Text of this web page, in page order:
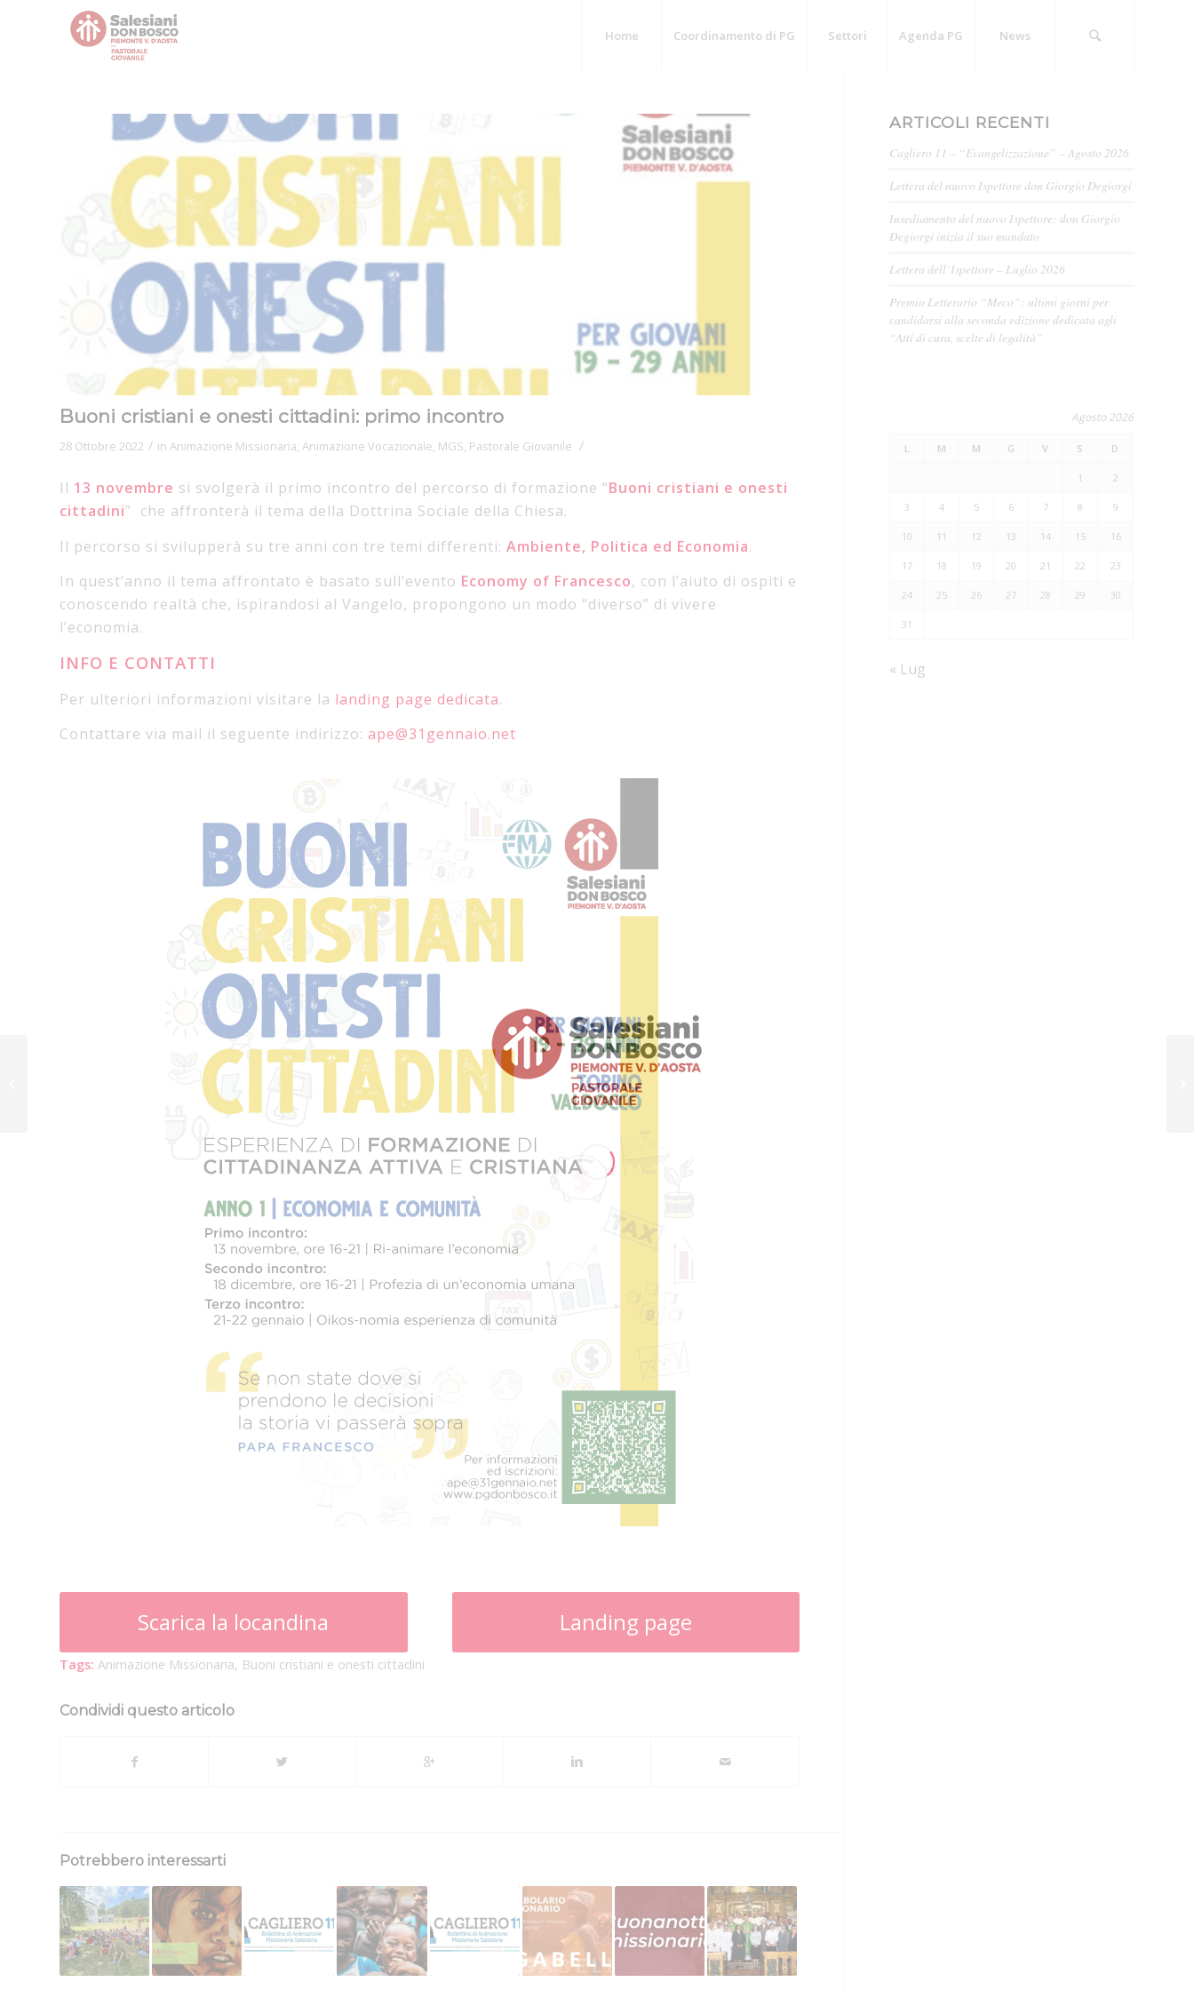
Home Coordinamento di PG Settori Agenda PG News
Buoni cristiani e onesti cittadini: primo incontro
28 Ottobre 2022 / in Animazione Missionaria Animazione Vocazionale MGS Pastorale Giovanile /
Il 13 novembre si svolgerà il primo incontro del percorso di formazione “Buoni cristiani e onesti
cittadini” che affronterà il tema della Dottrina Sociale della Chiesa.
Il percorso si svilupperà su tre anni con tre temi differenti: Ambiente, Politica ed Economia.
In quest’anno il tema affrontato è basato sull’evento Economy of Francesco, con l’aiuto di ospiti e
conoscendo realtà che, ispirandosi al Vangelo, propongono un modo “diverso” di vivere
l’economia.
INFO E CONTATTI
Per ulteriori informazioni visitare la landing page dedicata.
Contattare via mail il seguente indirizzo: ape@31gennaio.net
Scarica la locandina Landing page
Tags: Animazione Missionaria, Buoni cristiani e onesti cittadini
Condividi questo articolo
Potrebbero interessarti
ARTICOLI RECENTI
Cagliero 11 – “Evangelizzazione” – Agosto 2026
Lettera del nuovo Ispettore don Giorgio Degiorgi
Insediamento del nuovo Ispettore: don Giorgio
Degiorgi inizia il suo mandato
Lettera dell’Ispettore – Luglio 2026
Premio Letterario “Meco”: ultimi giorni per
candidarsi alla seconda edizione dedicata agli
“Atti di cura, scelte di legalità”
Agosto 2026
L M M G V S D
1 2
3 4 5 6 7 8 9
10 11 12 13 14 15 16
17 18 19 20 21 22 23
24 25 26 27 28 29 30
31
« Lug